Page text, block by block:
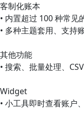
客制化账本
• 内置超过 100 种常
• 多种主题套用、支持
其他功能
• 搜索、批量处理、
Widget
• 小工具即时查看账户